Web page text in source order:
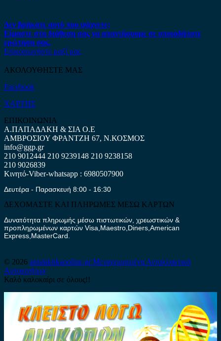
Δεν βρήκατε αυτό που ψάχνετε;
Είμαστε στη διάθεση σας να απαντήσουμε σε οποιαδήποτε
ερώτηση σας.
Επικοινωνήστε μαζί μας
ΑΚΟΛΟΥΘΗΣΤΕ ΜΑΣ
Facebook
ΧΑΡΤΗΣ
ΕΠΙΚΟΙΝΩΝΙΑ
Α.ΠΑΠΑΔΑΚΗ & ΣΙΑ Ο.Ε
ΑΜΒΡΟΣΙΟΥ ΦΡΑΝΤΖΗ 67, Ν.ΚΟΣΜΟΣ
info@ggp.gr
210 9012444 210 9239148 210 9238158
210 9026839
Κινητό-Viber-whatsapp : 6980507900
Δευτέρα - Παρασκευή 8:00 - 16:30
ΔΕΧΟΜΑΣΤΕ ΚΑΙ ΠΛΗΡΩΜΕΣ ΜΕΣΩ ΚΑΡΤΩΝ
Δυνατότητα πληρωμής μέσω πιστωτικών, χρεωστικών &
προπληρωμένων καρτών Visa,Maestro,Diners,American
Express,MasterCard.
© 2026 antalaktikaonline.grΜεταχειρισμένα Ανταλλακτικά
Αυτοκινήτων
Καλό καλοκαίρι σε όλους!!